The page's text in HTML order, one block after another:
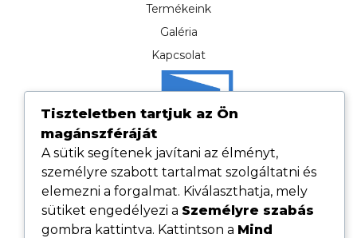
Termékeink
Galéria
Kapcsolat
Tiszteletben tartjuk az Ön
magánszféráját
A sütik segítenek javítani az élményt,
személyre szabott tartalmat szolgáltatni és
elemezni a forgalmat. Kiválaszthatja, mely
sütiket engedélyezi a Személyre szabás
gombra kattintva. Kattintson a Mind